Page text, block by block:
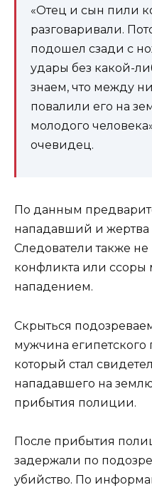
«Отец и сын пили
разговаривали.
подошел сзади с
удары без какой-
знаем, что между
повалили его на
молодого
очевидец.
По данным
нападавший и
Следователи также
конфликта или
нападением.
Скрыться
мужчина
который стал
нападавшего на
прибытия полиции.
После прибытия
задержали по
убийство. По